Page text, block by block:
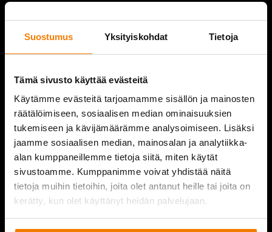
Suostumus Yksityiskohdat Tietoja
Tämä sivusto käyttää evästeitä
Käytämme evästeitä tarjoamamme sisällön ja mainosten
räätälöimiseen, sosiaalisen median ominaisuuksien
tukemiseen ja kävijämäärämme analysoimiseen. Lisäksi
jaamme sosiaalisen median, mainosalan ja analytiikka-
alan kumppaneillemme tietoja siitä, miten käytät
sivustoamme. Kumppanimme voivat yhdistää näitä
tietoja muihin tietoihin, joita olet antanut heille tai joita on
kerätty, kun olet käyttänyt heidän palvelujaan.
AJANKOHTAISTA
VIDEOT
YRITYS
YHTEYSTIEDOT
PURKUPIHA